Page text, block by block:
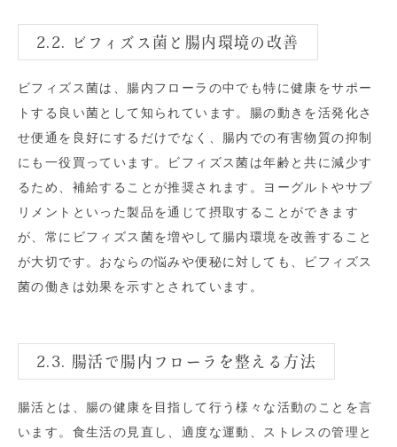
2.2. ビフィズス菌と腸内環境の改善
ビフィズス菌は、腸内フローラの中でも特に健康をサポー
トする良い菌として知られています。腸の動きを活発化さ
せ便通を良好にするだけでなく、腸内での有害物質の抑制
にも一役買っています。ビフィズス菌は年齢と共に減少す
るため、補給することが推奨されます。ヨーグルトやサプ
リメントといった製品を通じて摂取することができます
が、常にビフィズス菌を増やして腸内環境を改善すること
が大切です。おならの悩みや便秘に対しても、ビフィズス
菌の働きは効果を示すとされています。
2.3. 腸活で腸内フローラを整える方法
腸活とは、腸の健康を目指して行う様々な活動のことを言
います。食生活の見直し、適度な運動、ストレスの管理と